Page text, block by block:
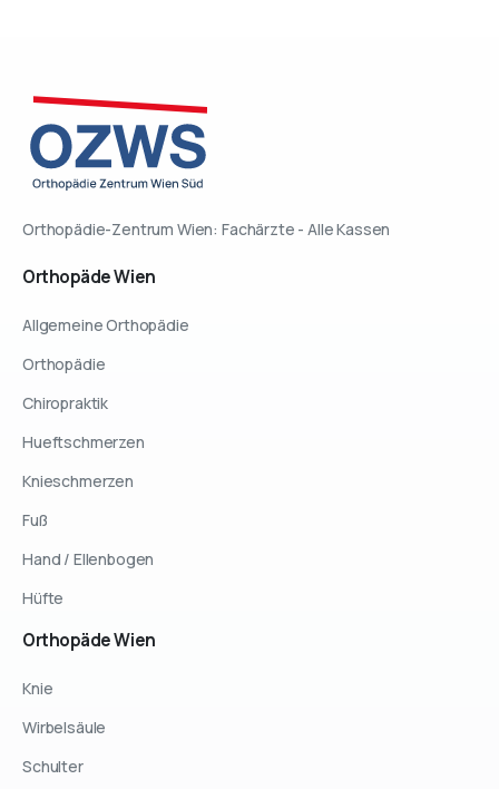
Orthopädie-Zentrum Wien: Fachärzte - Alle Kassen
OrthopädeWien
Allgemeine Orthopädie
Orthopädie
Chiropraktik
Hueftschmerzen
Knieschmerzen
Fuß
Hand / Ellenbogen
Hüfte
OrthopädeWien
Knie
Wirbelsäule
Schulter